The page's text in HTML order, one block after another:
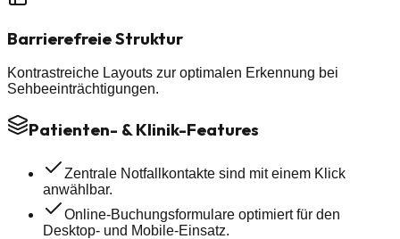
Barrierefreie Struktur
Kontrastreiche Layouts zur optimalen Erkennung bei
Sehbeeinträchtigungen.
Patienten- & Klinik-Features
Zentrale Notfallkontakte sind mit einem Klick
anwählbar.
Online-Buchungsformulare optimiert für den
Desktop- und Mobile-Einsatz.